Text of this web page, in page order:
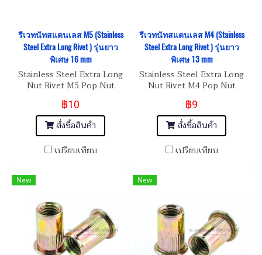
รีเวทนัทสแตนเลส M5 (Stainless
Steel Extra Long Rivet ) รุ่นยาว
พิเศษ 16 mm
Stainless Steel Extra Long
Nut Rivet M5 Pop Nut
฿10
สั่งซื้อสินค้า
เปรียบเทียบ
รีเวทนัทสแตนเลส M4 (Stainless
Steel Extra Long Rivet ) รุ่นยาว
พิเศษ 13 mm
Stainless Steel Extra Long
Nut Rivet M4 Pop Nut
฿9
สั่งซื้อสินค้า
เปรียบเทียบ
New New